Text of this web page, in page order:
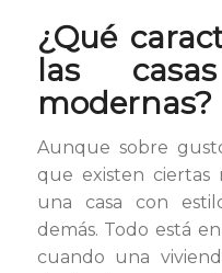
¿Qué
las
modernas?
Aunque sobre
que existen ciertas
una casa con
demás. Todo está
cuando una